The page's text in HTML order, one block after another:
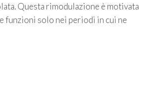
Questa rimodulazione è motivata
funzioni solo nei periodi in cui ne